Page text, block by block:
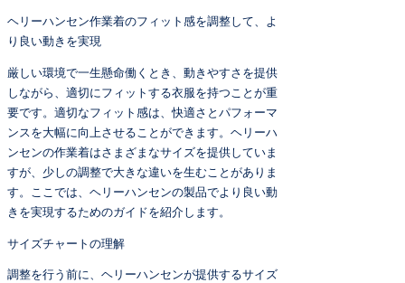
ヘリーハンセン作業着のフィット感を調整して、よ
り良い動きを実現
厳しい環境で一生懸命働くとき、動きやすさを提供
しながら、適切にフィットする衣服を持つことが重
要です。適切なフィット感は、快適さとパフォーマ
ンスを大幅に向上させることができます。ヘリーハ
ンセンの作業着はさまざまなサイズを提供していま
すが、少しの調整で大きな違いを生むことがありま
す。ここでは、ヘリーハンセンの製品でより良い動
きを実現するためのガイドを紹介します。
サイズチャートの理解
調整を行う前に、ヘリーハンセンが提供するサイズ